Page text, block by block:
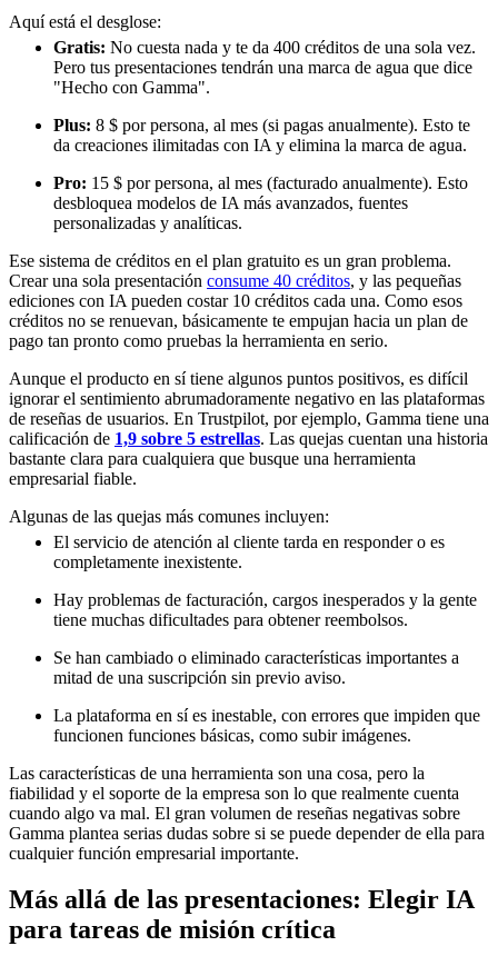
Aquí está el desglose:
Gratis: No cuesta nada y te da 400 créditos de una sola vez.
Pero tus presentaciones tendrán una marca de agua que dice
"Hecho con Gamma".
Plus: 8 $ por persona, al mes (si pagas anualmente). Esto te
da creaciones ilimitadas con IA y elimina la marca de agua.
Pro: 15 $ por persona, al mes (facturado anualmente). Esto
desbloquea modelos de IA más avanzados, fuentes
personalizadas y analíticas.
Ese sistema de créditos en el plan gratuito es un gran problema.
Crear una sola presentación consume 40 créditos, y las pequeñas
ediciones con IA pueden costar 10 créditos cada una. Como esos
créditos no se renuevan, básicamente te empujan hacia un plan de
pago tan pronto como pruebas la herramienta en serio.
Aunque el producto en sí tiene algunos puntos positivos, es difícil
ignorar el sentimiento abrumadoramente negativo en las plataformas
de reseñas de usuarios. En Trustpilot, por ejemplo, Gamma tiene una
calificación de 1,9 sobre 5 estrellas. Las quejas cuentan una historia
bastante clara para cualquiera que busque una herramienta
empresarial fiable.
Algunas de las quejas más comunes incluyen:
El servicio de atención al cliente tarda en responder o es
completamente inexistente.
Hay problemas de facturación, cargos inesperados y la gente
tiene muchas dificultades para obtener reembolsos.
Se han cambiado o eliminado características importantes a
mitad de una suscripción sin previo aviso.
La plataforma en sí es inestable, con errores que impiden que
funcionen funciones básicas, como subir imágenes.
Las características de una herramienta son una cosa, pero la
fiabilidad y el soporte de la empresa son lo que realmente cuenta
cuando algo va mal. El gran volumen de reseñas negativas sobre
Gamma plantea serias dudas sobre si se puede depender de ella para
cualquier función empresarial importante.
Más allá de las presentaciones: Elegir IA
para tareas de misión crítica